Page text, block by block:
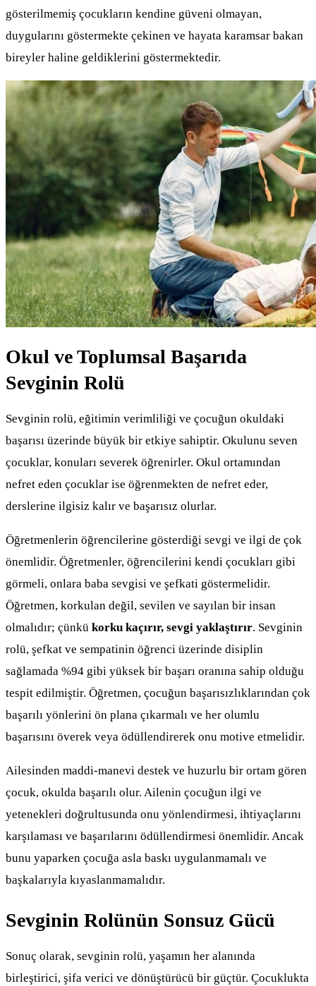
gösterilmemiş çocukların kendine güveni olmayan,
duygularını göstermekte çekinen ve hayata karamsar bakan
bireyler haline geldiklerini göstermektedir.
Okul ve Toplumsal Başarıda
Sevginin Rolü
Sevginin rolü, eğitimin verimliliği ve çocuğun okuldaki
başarısı üzerinde büyük bir etkiye sahiptir. Okulunu seven
çocuklar, konuları severek öğrenirler. Okul ortamından
nefret eden çocuklar ise öğrenmekten de nefret eder,
derslerine ilgisiz kalır ve başarısız olurlar.
Öğretmenlerin öğrencilerine gösterdiği sevgi ve ilgi de çok
önemlidir. Öğretmenler, öğrencilerini kendi çocukları gibi
görmeli, onlara baba sevgisi ve şefkati göstermelidir.
Öğretmen, korkulan değil, sevilen ve sayılan bir insan
olmalıdır; çünkü korku kaçırır, sevgi yaklaştırır. Sevginin
rolü, şefkat ve sempatinin öğrenci üzerinde disiplin
sağlamada %94 gibi yüksek bir başarı oranına sahip olduğu
tespit edilmiştir. Öğretmen, çocuğun başarısızlıklarından çok
başarılı yönlerini ön plana çıkarmalı ve her olumlu
başarısını överek veya ödüllendirerek onu motive etmelidir.
Ailesinden maddi-manevi destek ve huzurlu bir ortam gören
çocuk, okulda başarılı olur. Ailenin çocuğun ilgi ve
yetenekleri doğrultusunda onu yönlendirmesi, ihtiyaçlarını
karşılaması ve başarılarını ödüllendirmesi önemlidir. Ancak
bunu yaparken çocuğa asla baskı uygulanmamalı ve
başkalarıyla kıyaslanmamalıdır.
Sevginin Rolünün Sonsuz Gücü
Sonuç olarak, sevginin rolü, yaşamın her alanında
birleştirici, şifa verici ve dönüştürücü bir güçtür. Çocuklukta